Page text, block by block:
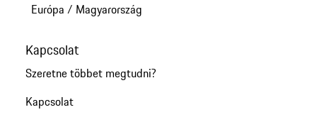
Európa / Magyarország
Kapcsolat
Szeretne többet megtudni?
Kapcsolat